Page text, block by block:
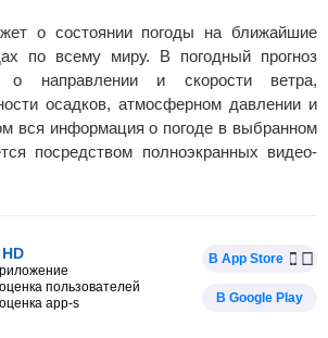
о состоянии погоды на ближайшие
по всему миру. В погодный прогноз
о направлении и скорости ветра,
осадков, атмосферном давлении и
вся информация о погоде в выбранном
посредством полноэкранных видео-
оценка пользователей
оценка app-s
В App Store
В Google Play